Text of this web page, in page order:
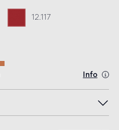
12.117
Info